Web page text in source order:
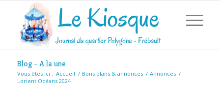
Blog - A la une
Vous êtes ici : Accueil / Bons plans & annonces / Annonces /
Lorient Océans 2024